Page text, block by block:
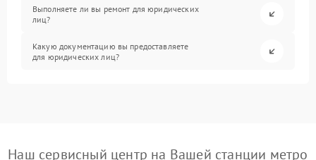
Выполняете ли вы ремонт для юридических
лиц?
Какую документацию вы предоставляете
для юридических лиц?
Наш сервисный центр на Вашей станции метро